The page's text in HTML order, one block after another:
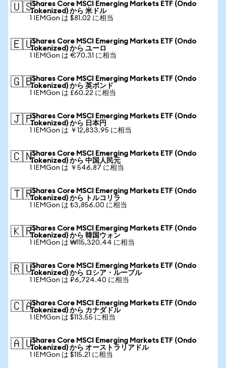
🇺🇸iShares Core MSCI Emerging Markets ETF (Ondo
Tokenized) から 米ドル
1 IEMGon は $81.02 に相当
🇪🇺iShares Core MSCI Emerging Markets ETF (Ondo
Tokenized) から ユーロ
1 IEMGon は €70.31 に相当
🇬🇧iShares Core MSCI Emerging Markets ETF (Ondo
Tokenized) から 英ポンド
1 IEMGon は £60.22 に相当
🇯🇵iShares Core MSCI Emerging Markets ETF (Ondo
Tokenized) から 日本円
1 IEMGon は ￥12,833.95 に相当
🇨🇳iShares Core MSCI Emerging Markets ETF (Ondo
Tokenized) から 中国人民元
1 IEMGon は ￥546.87 に相当
🇹🇷iShares Core MSCI Emerging Markets ETF (Ondo
Tokenized) から トルコリラ
1 IEMGon は ₺3,856.00 に相当
🇰🇷iShares Core MSCI Emerging Markets ETF (Ondo
Tokenized) から 韓国ウォン
1 IEMGon は ₩115,320.44 に相当
🇷🇺iShares Core MSCI Emerging Markets ETF (Ondo
Tokenized) から ロシア・ルーブル
1 IEMGon は ₽6,724.40 に相当
🇨🇦iShares Core MSCI Emerging Markets ETF (Ondo
Tokenized) から カナダドル
1 IEMGon は $113.55 に相当
🇦🇺iShares Core MSCI Emerging Markets ETF (Ondo
Tokenized) から オーストラリアドル
1 IEMGon は $115.21 に相当